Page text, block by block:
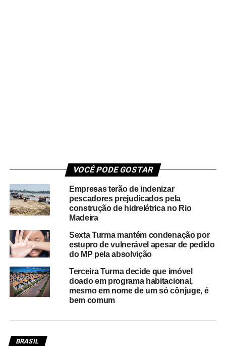
VOCÊ PODE GOSTAR
Empresas terão de indenizar
pescadores prejudicados pela
construção de hidrelétrica no Rio
Madeira
Sexta Turma mantém condenação por
estupro de vulnerável apesar de pedido
do MP pela absolvição
Terceira Turma decide que imóvel
doado em programa habitacional,
mesmo em nome de um só cônjuge, é
bem comum
BRASIL